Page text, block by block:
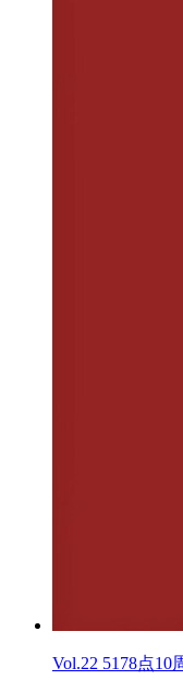
Vol.22 5178点10